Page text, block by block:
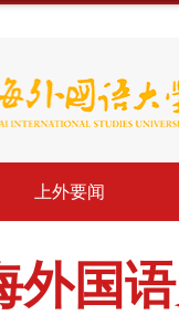
上外要闻
外国